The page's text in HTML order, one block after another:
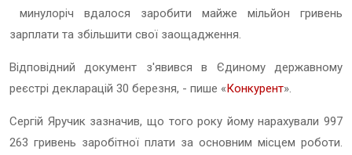
минулоріч вдалося заробити майже мільйон гривень
зарплати та збільшити свої заощадження.
Відповідний документ з'явився в Єдиному державному
реєстрі декларацій 30 березня, - пише «Конкурент».
Сергій Яручик зазначив, що того року йому нарахували 997
263 гривень заробітної плати за основним місцем роботи.